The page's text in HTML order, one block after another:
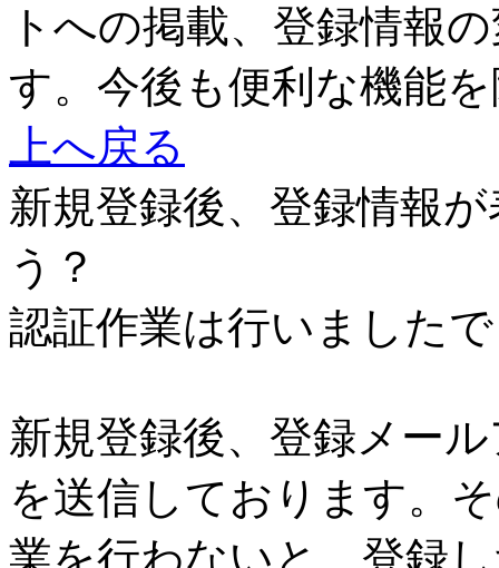
トへの掲載、登録情報
す。今後も便利な機能
上へ戻る
新規登録後、登録情報
う？
認証作業は行いました
新規登録後、登録メー
を送信しております。
業を行わないと、登録